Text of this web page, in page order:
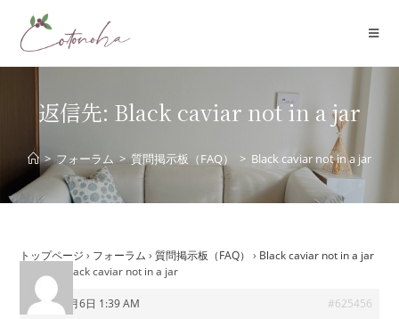
返信先: Black caviar not in a jar
> フォーラム > 質問掲示板（FAQ） > Black caviar not in a jar
トップページ › フォーラム › 質問掲示板（FAQ） › Black caviar not in a jar
返信先: Black caviar not in a jar
2026年7月6日 1:39 AM #625456